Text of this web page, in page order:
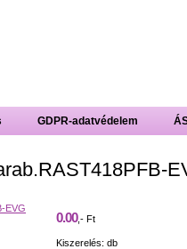
GDPR-adatvédelem
0.00,- Ft
Kiszerelés: db